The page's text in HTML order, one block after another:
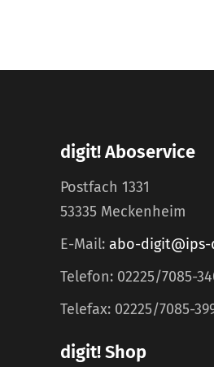
digit! Aboservice
Postfach 1331
53335 Meckenheim
E-Mail: abo-digit@ips-
Telefon: 02225/7085-
Telefax: 02225/7085-
digit! Shop